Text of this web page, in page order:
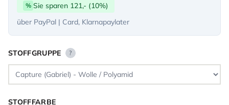
% Sie sparen 121,- (10%)
über PayPal | Card, Klarnapaylater
STOFFGRUPPE ?
STOFFFARBE